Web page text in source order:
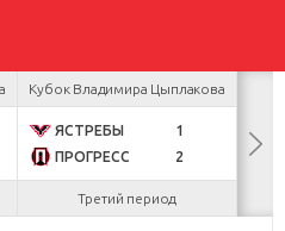
Кубок Владимира Цыплакова
ЯСТРЕБЫ
1
ПРОГРЕСС
2
Третий период